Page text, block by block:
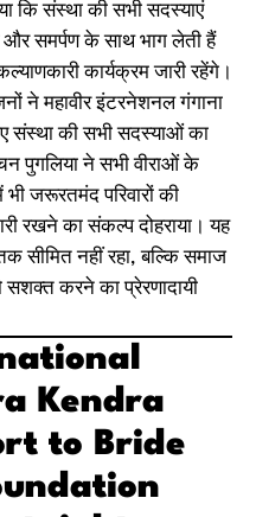
कि संस्था की सभी सदस्याएं
और समर्पण के साथ भाग लेती हैं
कार्यक्रम जारी रहेंगे।
ने महावीर इंटरनेशनल गंगाना
संस्था की सभी सदस्याओं का
पुगलिया ने सभी वीराओं के
जरूरतमंद परिवारों की
रखने का संकल्प दोहराया। यह
सीमित नहीं रहा, बल्कि समाज
सशक्त करने का प्रेरणादायी
Kendra
to Bride